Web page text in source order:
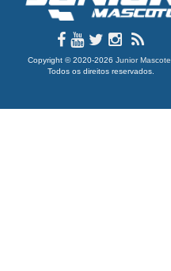
Copyright © 2020-2026 Junior Mascote
Todos os direitos reservados.